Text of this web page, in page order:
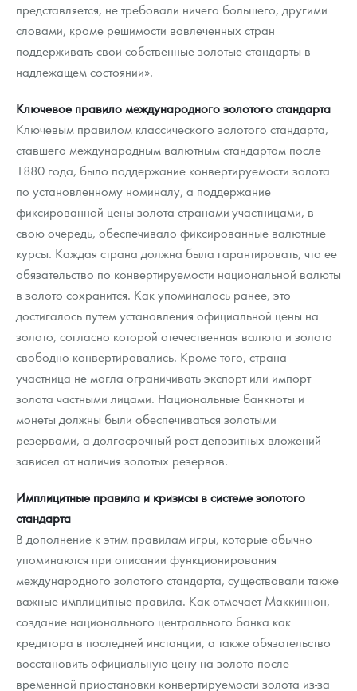
представляется, не требовали ничего большего, другими
словами, кроме решимости вовлеченных стран
поддерживать свои собственные золотые стандарты в
надлежащем состоянии».
Ключевое правило международного золотого стандарта
Ключевым правилом классического золотого стандарта,
ставшего международным валютным стандартом после
1880 года, было поддержание конвертируемости золота
по установленному номиналу, а поддержание
фиксированной цены золота странами-участницами, в
свою очередь, обеспечивало фиксированные валютные
курсы. Каждая страна должна была гарантировать, что ее
обязательство по конвертируемости национальной валюты
в золото сохранится. Как упоминалось ранее, это
достигалось путем установления официальной цены на
золото, согласно которой отечественная валюта и золото
свободно конвертировались. Кроме того, страна-
участница не могла ограничивать экспорт или импорт
золота частными лицами. Национальные банкноты и
монеты должны были обеспечиваться золотыми
резервами, а долгосрочный рост депозитных вложений
зависел от наличия золотых резервов.
Имплицитные правила и кризисы в системе золотого
стандарта
В дополнение к этим правилам игры, которые обычно
упоминаются при описании функционирования
международного золотого стандарта, существовали также
важные имплицитные правила. Как отмечает Маккиннон,
создание национального центрального банка как
кредитора в последней инстанции, а также обязательство
восстановить официальную цену на золото после
временной приостановки конвертируемости золота из-за